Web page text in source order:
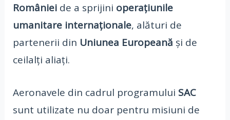
Românieide a sprijini operațiunile
umanitare internaționale, alături de
partenerii din Uniunea Europeană și de
ceilalți aliați.
Aeronavele din cadrul programului SAC
sunt utilizate nu doar pentru misiuni de